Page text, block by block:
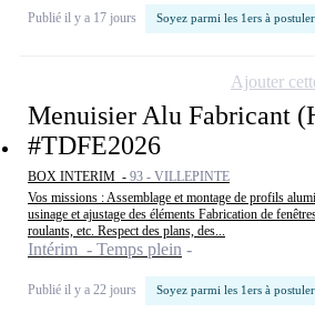
Publié il y a 17 jours Soyez parmi les 1ers à postuler
Menuisier Alu Fabricant
#TDFE2026
BOX INTERIM - 93 - VILLEPINTE
Vos missions : Assemblage et montage de profils
usinage et ajustage des éléments Fabrication de
roulants, etc. Respect des plans, des...
Intérim - Temps plein
Publié il y a 22 jours Soyez parmi les 1ers à postuler
Ajouter